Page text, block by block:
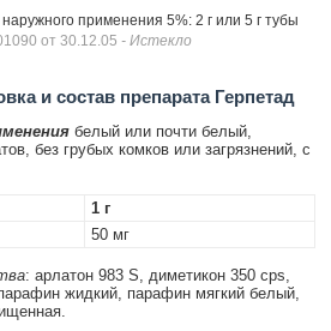
применения 5%: 2 г или 5 г тубы
от 30.12.05 - Истекло
и состав препарата Герпетад
белый или почти белый,
без грубых комков или загрязнений, с
1 г
50 мг
: арлатон 983 S, диметикон 350 cps,
жидкий, парафин мягкий белый,